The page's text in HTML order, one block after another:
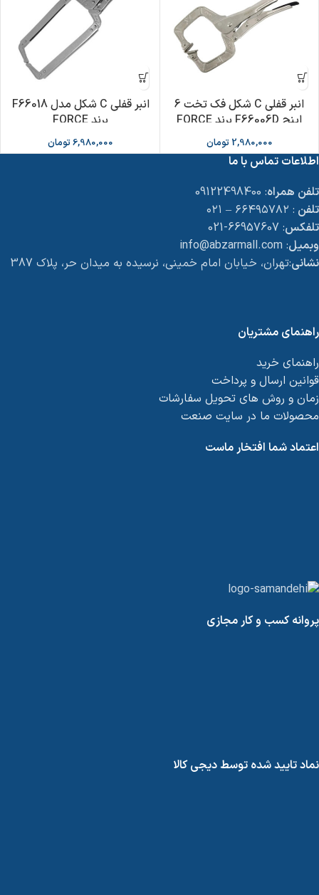
انبر قفلی C شکل فک تخت 6
اینچ F66006D برند FORCE
2,980,000 تومان
انبر قفلی C شکل مدل F66018
برند FORCE
6,980,000تومان
اطلاعات تماس با ما
تلفن همراه: 09122498400
تلفن : ۶۶۴۹۵۷۸۲ – ۰۲۱
تلفکس: 66957607-021
وبمیل: info@abzarmall.com
نشانی:تهران، خیابان امام خمینی، نرسیده به میدان حر، پلاک 387
راهنمای مشتریان
راهنمای خرید
قوانین ارسال و پرداخت
زمان و روش های تحویل سفارشات
محصولات ما در سایت صنعت
اعتماد شما افتخار ماست
پروانه کسب و کار مجازی
نماد تایید شده توسط دیجی کالا